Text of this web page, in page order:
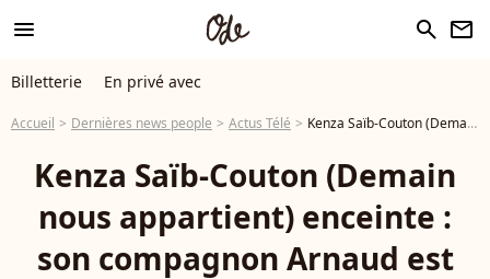
menu search newsletter
Billetterie En privé avec
Accueil Dernières news people Actus Télé Kenza Saïb-Couton (Demain nous appartient) enceinte : son compagnon Arnaud est aussi acteur
Kenza Saïb-Couton (Demain
nous appartient) enceinte :
son compagnon Arnaud est